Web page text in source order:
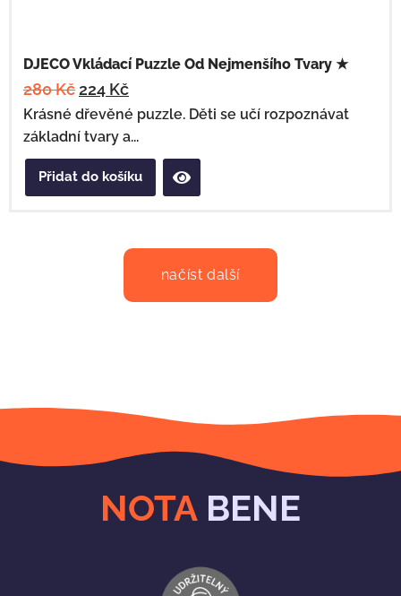
DJECO Vkládací Puzzle Od Nejmenšího Tvary ★
280Kč 224 Kč
Krásné dřevěné puzzle. Děti se učí rozpoznávat
základní tvary a...
Přidat do košíku
načíst další
NOTA BENE